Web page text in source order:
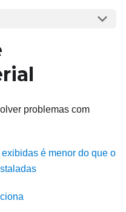
problemas com
é menor do que o